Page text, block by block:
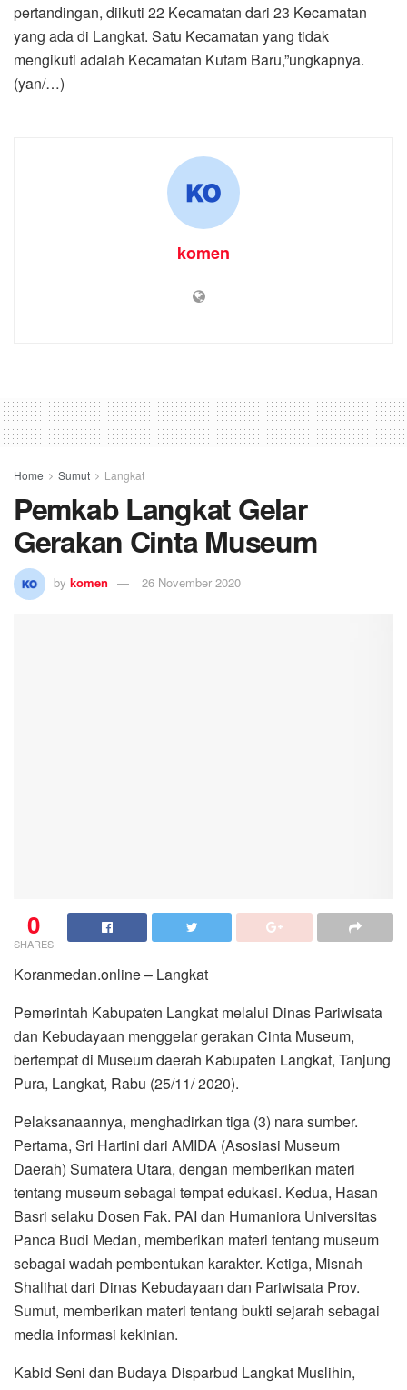
pertandingan, diikuti 22 Kecamatan dari 23 Kecamatan
yang ada di Langkat. Satu Kecamatan yang tidak
mengikuti adalah Kecamatan Kutam Baru,”ungkapnya.
(yan/…)
komen
Home Sumut Langkat
Pemkab Langkat Gelar
Gerakan Cinta Museum
by komen 26 November 2020
0
SHARES
Koranmedan.online – Langkat
Pemerintah Kabupaten Langkat melalui Dinas Pariwisata
dan Kebudayaan menggelar gerakan Cinta Museum,
bertempat di Museum daerah Kabupaten Langkat, Tanjung
Pura, Langkat, Rabu (25/11/ 2020).
Pelaksanaannya, menghadirkan tiga (3) nara sumber.
Pertama, Sri Hartini dari AMIDA (Asosiasi Museum
Daerah) Sumatera Utara, dengan memberikan materi
tentang museum sebagai tempat edukasi. Kedua, Hasan
Basri selaku Dosen Fak. PAI dan Humaniora Universitas
Panca Budi Medan, memberikan materi tentang museum
sebagai wadah pembentukan karakter. Ketiga, Misnah
Shalihat dari Dinas Kebudayaan dan Pariwisata Prov.
Sumut, memberikan materi tentang bukti sejarah sebagai
media informasi kekinian.
Kabid Seni dan Budaya Disparbud Langkat Muslihin,